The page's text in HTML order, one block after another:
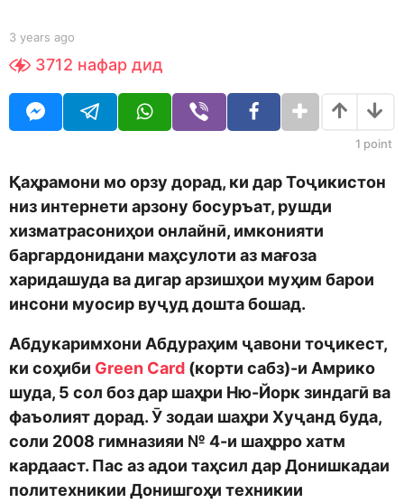
b
S
h
d
n
3 years ago
e
3712 нафар дид
1 point
Қаҳрамони мо орзу дорад, ки дар Тоҷикистон
низ интернети арзону босуръат, рушди
хизматрасониҳои онлайнӣ, имконияти
баргардонидани маҳсулоти аз мағоза
харидашуда ва дигар арзишҳои муҳим барои
инсони муосир вуҷуд дошта бошад.
Абдукаримхони Абдураҳим ҷавони тоҷикест,
ки соҳиби Green Card (корти сабз)-и Амрико
шуда, 5 сол боз дар шаҳри Ню-Йорк зиндагӣ ва
фаъолият дорад. Ӯ зодаи шаҳри Хуҷанд буда,
соли 2008 гимназияи № 4-и шаҳрро хатм
кардааст. Пас аз адои таҳсил дар Донишкадаи
политехникии Донишгоҳи техникии